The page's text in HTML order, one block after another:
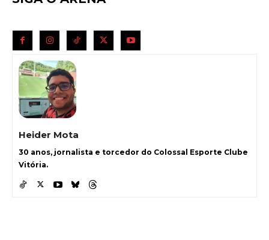
Heider Mota
30 anos, jornalista e torcedor do Colossal Esporte Clube
Vitória.